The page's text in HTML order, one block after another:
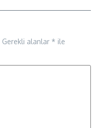
Gerekli alanlar * ile